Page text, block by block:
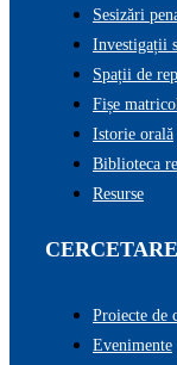
Sesizări
Investigații
Spații de
Fișe
Istorie orală
Biblioteca
Resurse
CERCETARE
Proiecte de
Evenimente